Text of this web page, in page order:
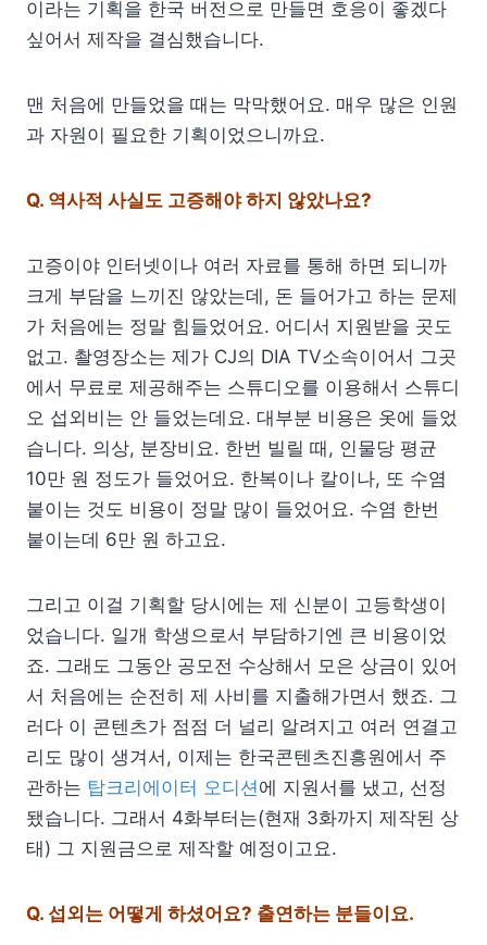
이라는 기획을 한국 버전으로 만들면 호응이 좋겠다
싶어서 제작을 결심했습니다.
맨 처음에 만들었을 때는 막막했어요. 매우 많은 인원
과 자원이 필요한 기획이었으니까요.
Q. 역사적 사실도 고증해야 하지 않았나요?
고증이야 인터넷이나 여러 자료를 통해 하면 되니까
크게 부담을 느끼진 않았는데, 돈 들어가고 하는 문제
가 처음에는 정말 힘들었어요. 어디서 지원받을 곳도
없고. 촬영장소는 제가 CJ의 DIA TV소속이어서 그곳
에서 무료로 제공해주는 스튜디오를 이용해서 스튜디
오 섭외비는 안 들었는데요. 대부분 비용은 옷에 들었
습니다. 의상, 분장비요. 한번 빌릴 때, 인물당 평균
10만 원 정도가 들었어요. 한복이나 칼이나, 또 수염
붙이는 것도 비용이 정말 많이 들었어요. 수염 한번
붙이는데 6만 원 하고요.
그리고 이걸 기획할 당시에는 제 신분이 고등학생이
었습니다. 일개 학생으로서 부담하기엔 큰 비용이었
죠. 그래도 그동안 공모전 수상해서 모은 상금이 있어
서 처음에는 순전히 제 사비를 지출해가면서 했죠. 그
러다 이 콘텐츠가 점점 더 널리 알려지고 여러 연결고
리도 많이 생겨서, 이제는 한국콘텐츠진흥원에서 주
관하는 탑크리에이터 오디션에 지원서를 냈고, 선정
됐습니다. 그래서 4화부터는(현재 3화까지 제작된 상
태) 그 지원금으로 제작할 예정이고요.
Q. 섭외는 어떻게 하셨어요? 출연하는 분들이요.